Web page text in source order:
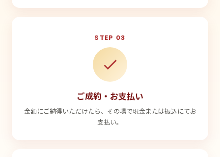
STEP 03
ご成約・お支払い
金額にご納得いただけたら、その場で現金または振込にてお
支払い。